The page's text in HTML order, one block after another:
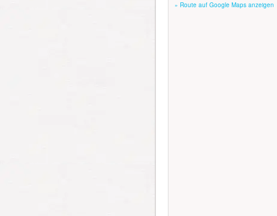
» Route auf Google Maps anzeigen